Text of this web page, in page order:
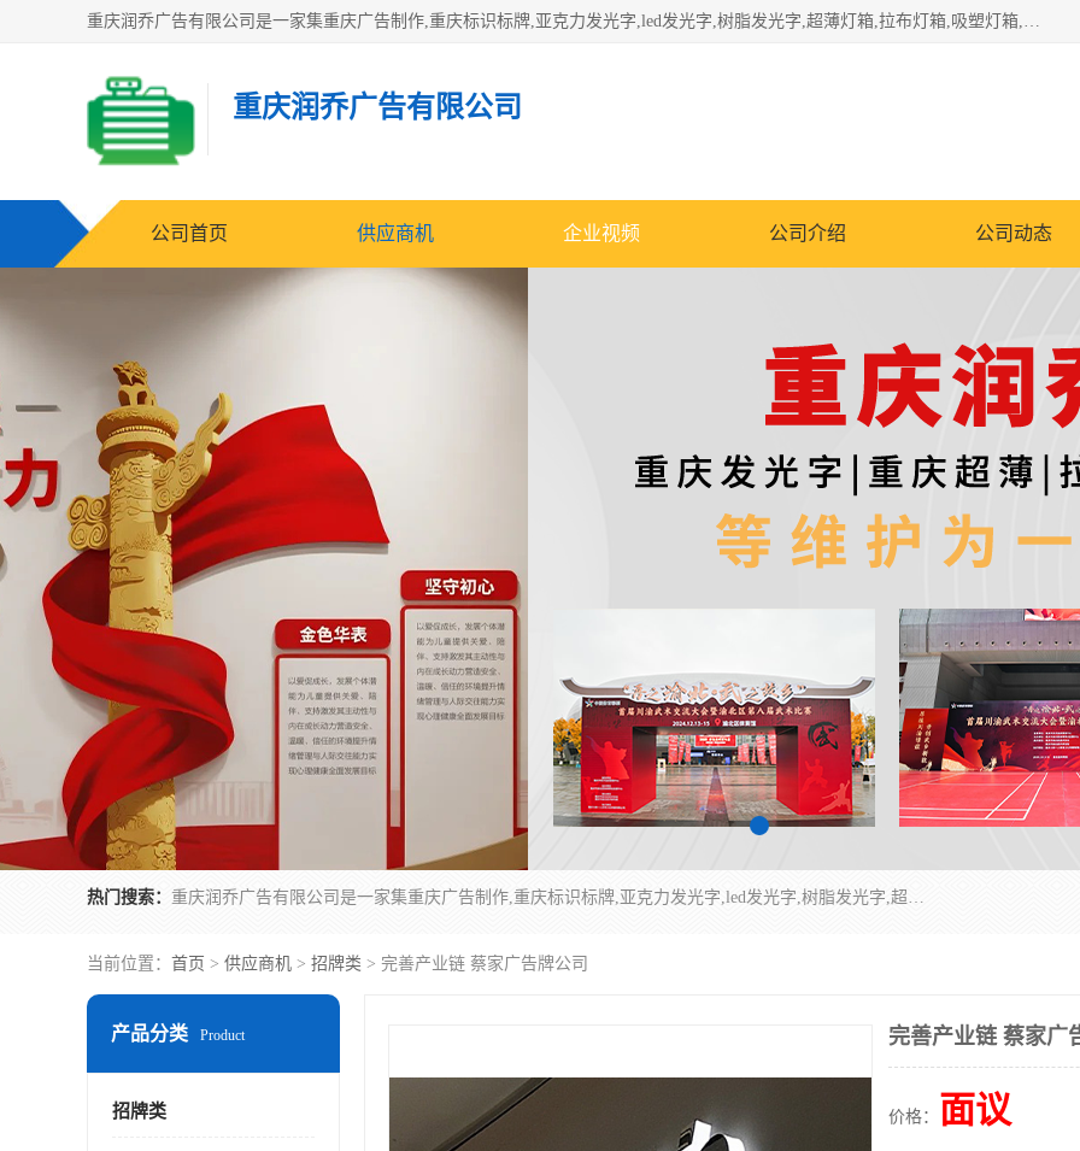
重庆润乔广告有限公司是一家集重庆广告制作,重庆标识标牌,亚克力发光字,led发光字,树脂发光字,超薄灯箱,拉布灯箱,吸塑灯箱,门头招牌,企业形象墙,写真喷绘,x展架,拉网展架,广告展架,条幅,锦旗设计,制作,施工,维护为一体的专业化广告公司.
重庆润乔广告有限公司
公司首页 供应商机 企业视频 公司介绍 公司动态
热门搜索： 重庆润乔广告有限公司是一家集重庆广告制作,重庆标识标牌,亚克力发光字,led发光字,树脂发光字,超薄灯箱,拉布灯箱,吸塑灯箱,门头招牌,企业形象墙,写真喷绘,x展架,拉网展架,广告展架,条幅,锦旗设计,制作,施工,维护为一体的专业化广告公司.
当前位置： 首页 > 供应商机 > 招牌类 > 完善产业链 蔡家广告牌公司
产品分类 Product
招牌类
完善产业链 蔡家广
价格： 面议